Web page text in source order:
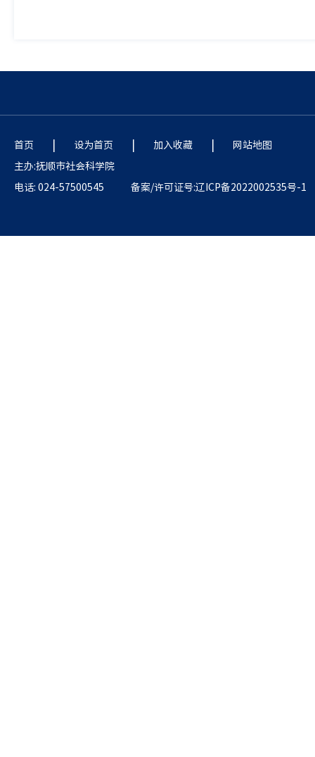
首页 | 设为首页 | 加入收藏 |
网站地图
主办:抚顺市社会科学院
电话: 024-57500545
备案/许可证号:辽ICP备2022002535号-1